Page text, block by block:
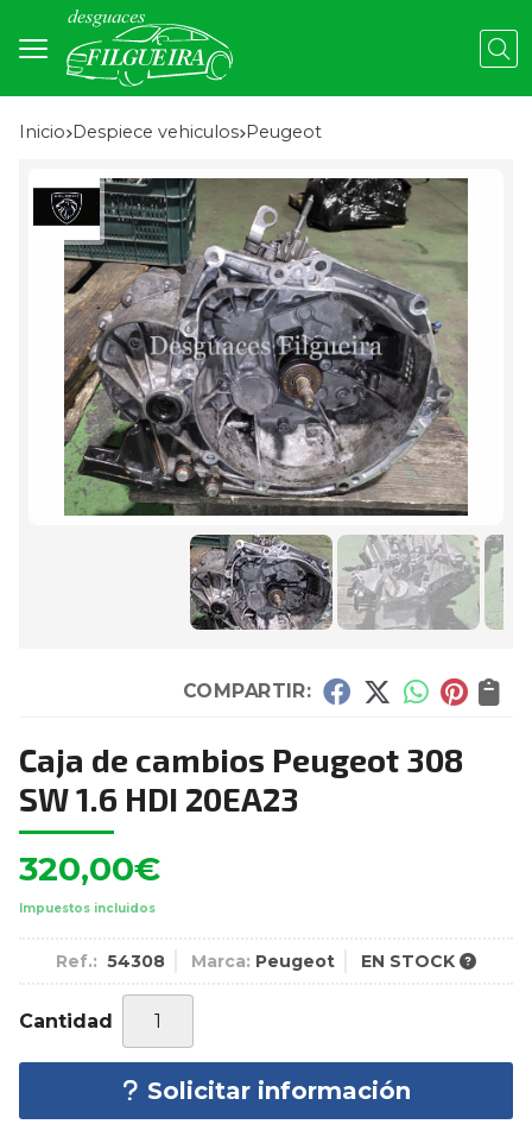
Inicio despiece vehiculos peugeot
COMPARTIR:
Caja de cambios Peugeot 308
SW 1.6 HDI 20EA23
320,00€
Impuestos incluidos
Ref.: 54308 Marca: Peugeot EN STOCK
Cantidad
Solicitar información